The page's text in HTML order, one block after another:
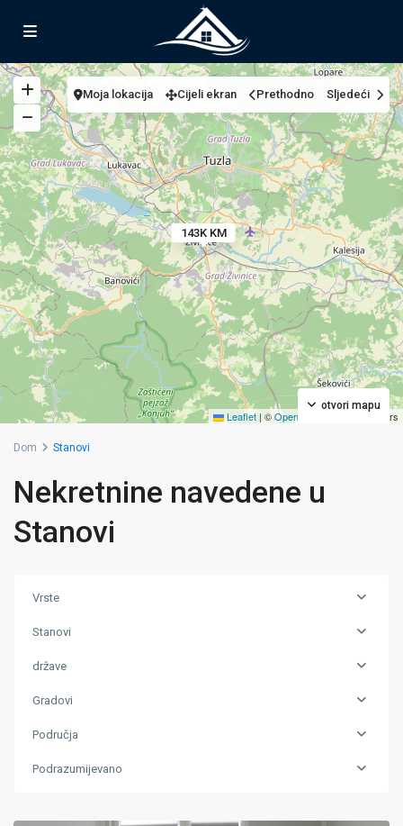
143K KM
Leaflet | ©OpenStreetMap contributors
otvori mapu
Moja lokacija Cijeli ekran Prethodno Sljedeći
Dom Stanovi
Nekretnine navedene u
Stanovi
Vrste
Stanovi
države
Gradovi
Područja
Podrazumijevano
Grad